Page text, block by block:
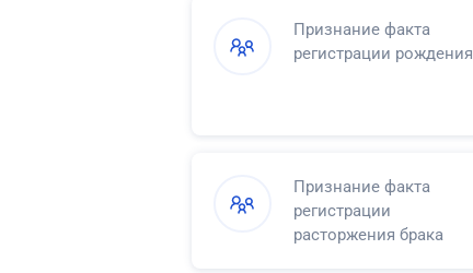
Признание факта
регистрации рождения
Признание факта
регистрации
расторжения брака